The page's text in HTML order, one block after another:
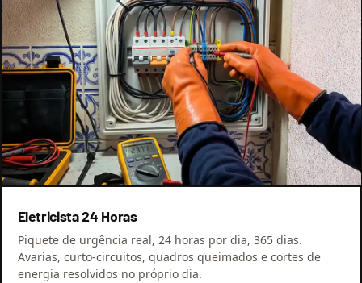
Eletricista 24 Horas
Piquete de urgência real, 24 horas por dia, 365 dias.
Avarias, curto-circuitos, quadros queimados e cortes de
energia resolvidos no próprio dia.